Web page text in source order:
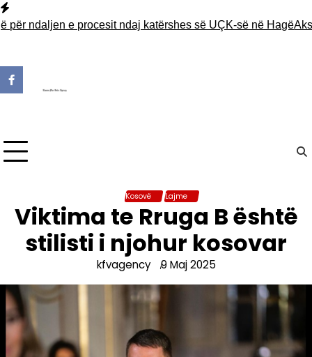
Skip
to
e procesit ndaj katërshes së UÇK-së në Hagë
Kosovë Lajme
Viktima te Rruga B është
stilisti i njohur kosovar
kfvagency 9 Maj 2025